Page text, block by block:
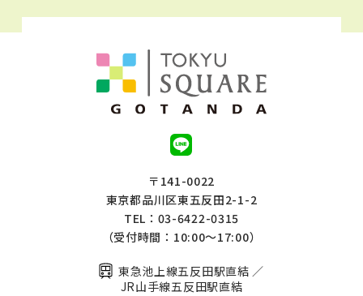
〒141-0022
東京都品川区東五反田2-1-2
TEL：03-6422-0315
（受付時間：10:00～17:00）
東急池上線五反田駅直結 ／
JR山手線五反田駅直結